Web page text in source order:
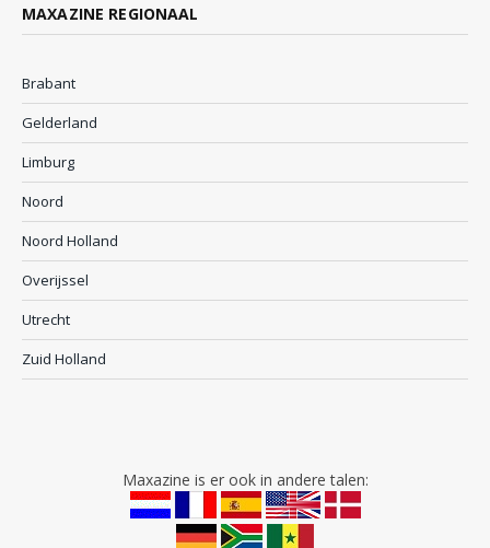
MAXAZINE REGIONAAL
Brabant
Gelderland
Limburg
Noord
Noord Holland
Overijssel
Utrecht
Zuid Holland
Maxazine is er ook in andere talen: